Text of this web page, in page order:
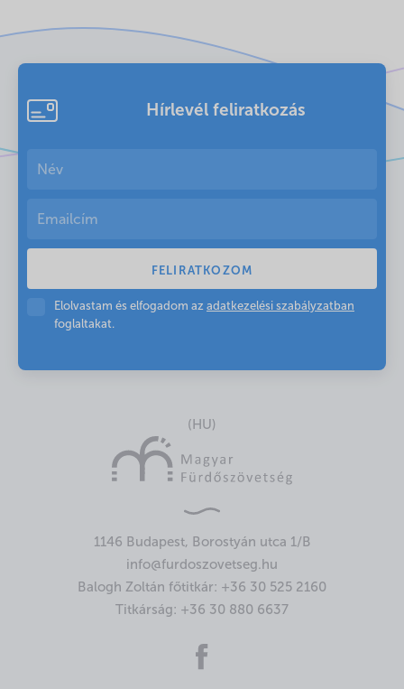
Hírlevél feliratkozás
Elolvastam és elfogadom az adatkezelési szabályzatban
foglaltakat.
(HU)
1146 Budapest, Borostyán utca 1/B
info@furdoszovetseg.hu
Balogh Zoltán főtitkár: +36 30 525 2160
Titkárság: +36 30 880 6637